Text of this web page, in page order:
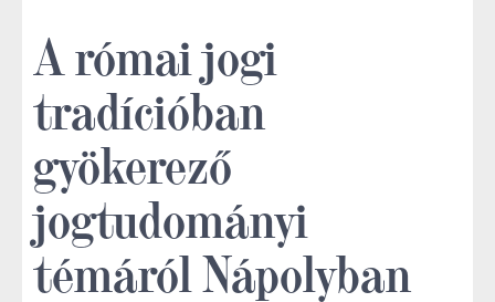
A római jogi
tradícióban
gyökerező
jogtudományi
témáról Nápolyban